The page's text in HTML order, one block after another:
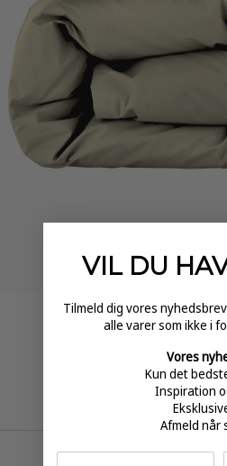
VIL DU
Tilmeld dig vores
alle varer som ikke i
Vores
Kun det
Inspiration
Afmeld når